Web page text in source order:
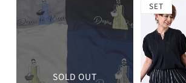
SOLD OUT
SET